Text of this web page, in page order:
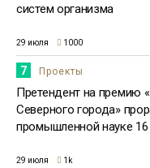
систем организма
29 июля 1000
7 Проекты
Претендент на премию
Северного города»
промышленной науке 16
29 июля 1k